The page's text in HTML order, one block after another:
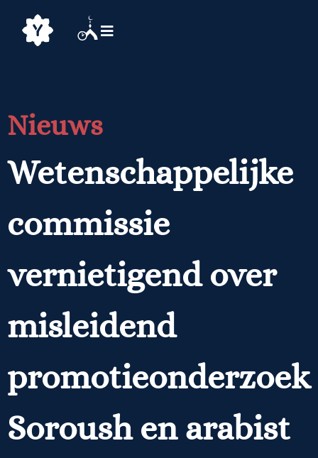
Nieuws
Wetenschappelijke
commissie
vernietigend over
misleidend
promotieonderzoek
Soroush en arabist